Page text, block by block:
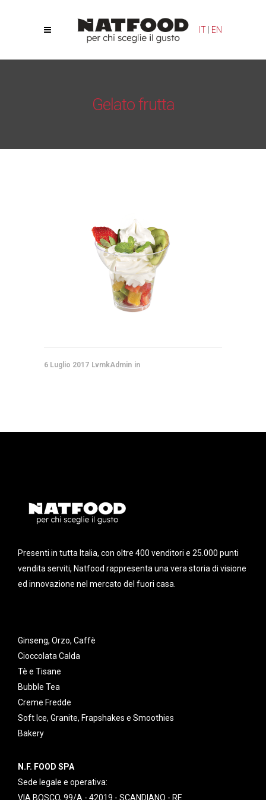
IT EN
Gelato frutta
6 Luglio 2017 LvmkAdmin
Presenti in tutta Italia, con oltre 400 venditori e 25.000 punti
vendita serviti, Natfood rappresenta una vera storia di visione
ed innovazione nel mercato del fuori casa.
Ginseng, Orzo, Caffè
Cioccolata Calda
Tè e Tisane
Bubble Tea
Creme Fredde
Soft Ice, Granite, Frapshakes e Smoothies
Bakery
N.F. FOOD SPA
Sede legale e operativa:
VIA BOSCO, 99/A - 42019 - SCANDIANO - RE
Le tue preferenze relative alla privacy